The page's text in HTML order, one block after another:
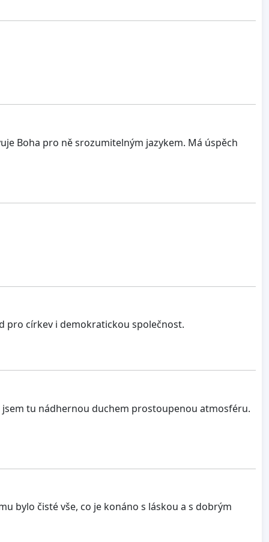
Boha pro ně srozumitelným jazykem. Má úspěch
pro církev i demokratickou společnost.
jsem tu nádhernou duchem prostoupenou atmosféru.
bylo čisté vše, co je konáno s láskou a s dobrým